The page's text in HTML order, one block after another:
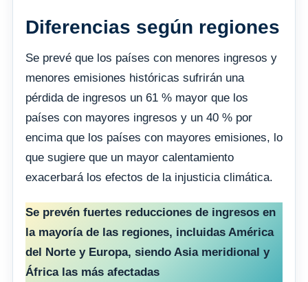
Diferencias según regiones
Se prevé que los países con menores ingresos y
menores emisiones históricas sufrirán una
pérdida de ingresos un 61 % mayor que los
países con mayores ingresos y un 40 % por
encima que los países con mayores emisiones, lo
que sugiere que un mayor calentamiento
exacerbará los efectos de la injusticia climática.
Se prevén fuertes reducciones de ingresos en
la mayoría de las regiones, incluidas América
del Norte y Europa, siendo Asia meridional y
África las más afectadas